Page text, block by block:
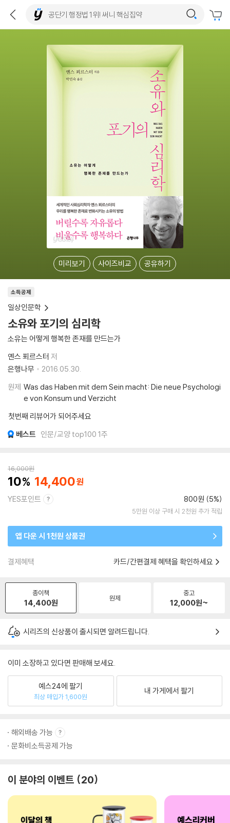
미리보기 사이즈비교 공유하기
소득공제
일상인문학
소유와 포기의 심리학
소유는 어떻게 행복한 존재를 만드는가
옌스 푀르스터 저
은행나무
2016.05.30.
원제 Was das Haben mit dem Sein macht: Die neue Psychologi
e von Konsum und Verzicht
첫번째 리뷰어가 되어주세요
베스트 인문/교양 top100 1주
16,000원
10 14,400
YES포인트 800원 (5%)
5만원 이상 구매 시 2천원 추가 적립
앱 다운 시 1천원 상품권
결제혜택 카드/간편결제 혜택을 확인하세요
종이책
14,400원 원제
중고
12,000원~
시리즈의 신상품이 출시되면 알려드립니다.
이미 소장하고 있다면 판매해 보세요.
예스24에 팔기
최상 매입가 1,600원
내 가게에서 팔기
해외배송 가능
문화비소득공제 가능
이 분야의 이벤트 20